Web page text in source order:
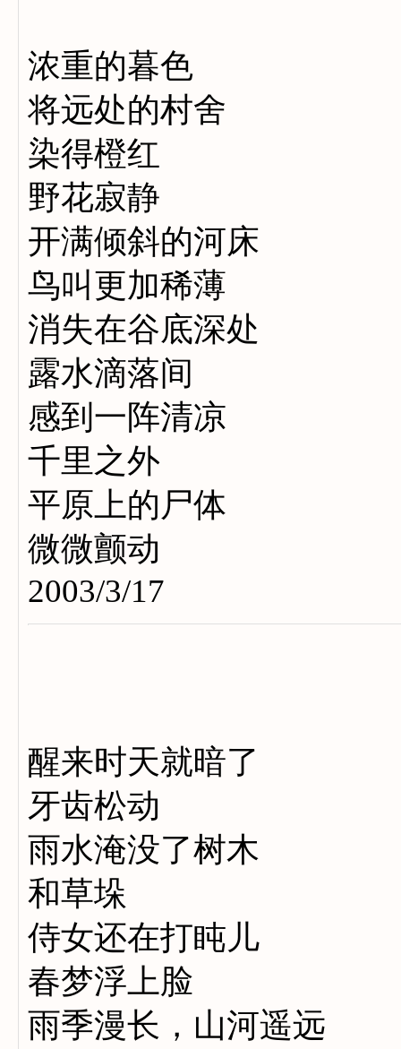
浓重的暮色
将远处的村舍
染得橙红
野花寂静
开满倾斜的河床
鸟叫更加稀薄
消失在谷底深处
露水滴落间
感到一阵清凉
千里之外
平原上的尸体
微微颤动
2003/3/17
醒来时天就暗了
牙齿松动
雨水淹没了树木
和草垛
侍女还在打盹儿
春梦浮上脸
雨季漫长，山河遥远